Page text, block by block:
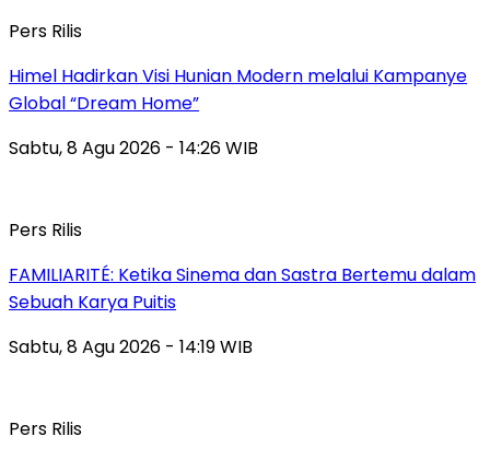
Pers Rilis
Himel Hadirkan Visi Hunian Modern melalui Kampanye
Global “Dream Home”
Sabtu, 8 Agu 2026 - 14:26 WIB
Pers Rilis
FAMILIARITÉ: Ketika Sinema dan Sastra Bertemu dalam
Sebuah Karya Puitis
Sabtu, 8 Agu 2026 - 14:19 WIB
Pers Rilis